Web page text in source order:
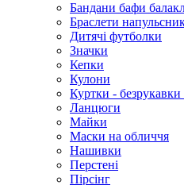
Бандани бафи
Браслети
Дитячі футболки
Значки
Кепки
Кулони
Куртки -
Ланцюги
Майки
Маски на обличчя
Нашивки
Перстені
Пірсінг